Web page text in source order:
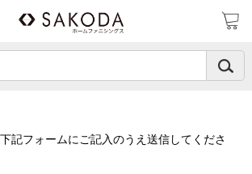
記フォームにご記入のうえ送信してくださ